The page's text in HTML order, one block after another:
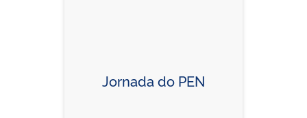
Jornada do PEN